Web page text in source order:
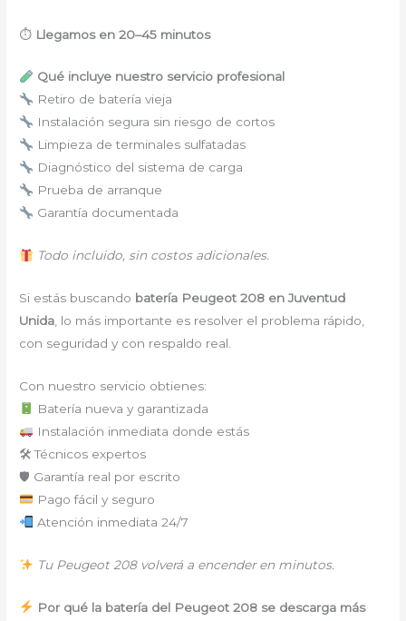
⏱ Llegamos en 20–45 minutos
Qué incluye nuestro servicio profesional
Retiro de batería vieja
Instalación segura sin riesgo de cortos
Limpieza de terminales sulfatadas
Diagnóstico del sistema de carga
Prueba de arranque
Garantía documentada
Todo incluido, sin costos adicionales.
Si estás buscando batería Peugeot 208 en Juventud
Unida , lo más importante es resolver el problema rápido,
con seguridad y con respaldo real.
Con nuestro servicio obtienes:
Batería nueva y garantizada
Instalación inmediata donde estás
🛠 Técnicos expertos
🛡 Garantía real por escrito
Pago fácil y seguro
Atención inmediata 24/7
Tu Peugeot 208 volverá a encender en minutos.
Por qué la batería del Peugeot 208 se descarga más